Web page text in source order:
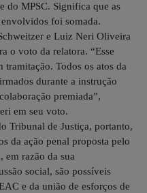
do MPSC. Significa que as
foi somada.
e Luiz Neri Oliveira
o voto da relatora. “Esse
tramitação. Todos os atos da
durante a instrução
premiada”,
em seu voto.
Tribunal de Justiça, portanto,
da ação penal proposta pelo
em razão da sua
social, são possíveis
e da união de esforços de